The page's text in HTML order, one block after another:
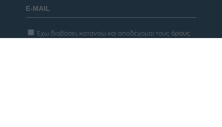
Έχω διαβάσει, κατανοώ και αποδέχομαι τους όρους